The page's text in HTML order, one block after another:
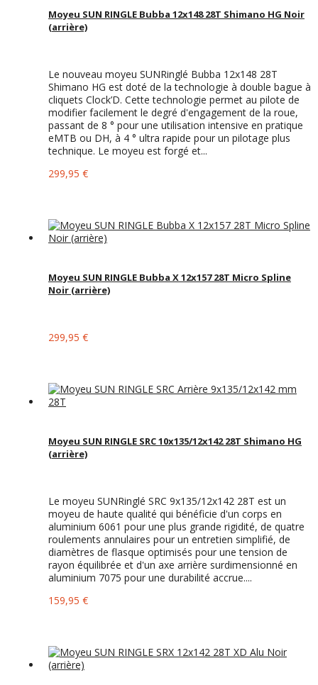
Moyeu SUN RINGLE Bubba 12x148 28T Shimano HG Noir
(arrière)
Le nouveau moyeu SUNRinglé Bubba 12x148 28T
Shimano HG est doté de la technologie à double bague à
cliquets Clock’D. Cette technologie permet au pilote de
modifier facilement le degré d'engagement de la roue,
passant de 8 ° pour une utilisation intensive en pratique
eMTB ou DH, à 4 ° ultra rapide pour un pilotage plus
technique. Le moyeu est forgé et...
299,95 €
Moyeu SUN RINGLE Bubba X 12x157 28T Micro Spline
Noir (arrière)
299,95 €
Moyeu SUN RINGLE SRC 10x135/12x142 28T Shimano HG
(arrière)
Le moyeu SUNRinglé SRC 9x135/12x142 28T est un
moyeu de haute qualité qui bénéficie d'un corps en
aluminium 6061 pour une plus grande rigidité, de quatre
roulements annulaires pour un entretien simplifié, de
diamètres de flasque optimisés pour une tension de
rayon équilibrée et d'un axe arrière surdimensionné en
aluminium 7075 pour une durabilité accrue....
159,95 €